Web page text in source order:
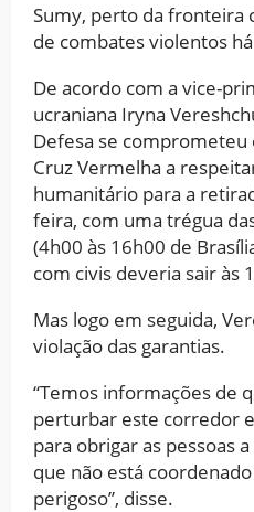
Sumy, perto da fronteira
de combates violentos
De acordo com a vice-
ucraniana Iryna
Defesa se comprometeu
Cruz Vermelha a
humanitário para a
feira, com uma trégua
(4h00 às 16h00 de
com civis deveria sair às
Mas logo em seguida,
violação das garantias.
“Temos informações de
perturbar este corredor
para obrigar as pessoas
que não está
perigoso”, disse.